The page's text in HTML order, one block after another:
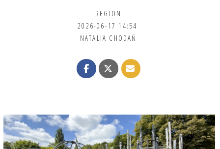
REGION
2026-06-17 14:54
NATALIA CHODAŃ